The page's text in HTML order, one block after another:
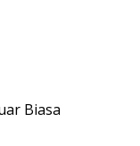
Biasa